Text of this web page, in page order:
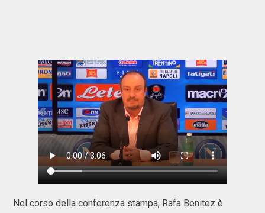
Nel corso della conferenza stampa, Rafa Benitez è